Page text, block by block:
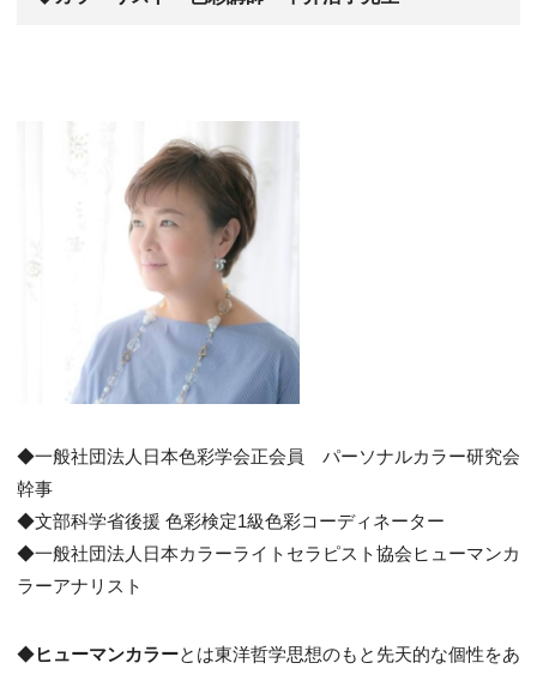
◆一般社団法人日本色彩学会正会員 パーソナルカラー研究会
幹事
◆文部科学省後援 色彩検定1級色彩コーディネーター
◆一般社団法人日本カラーライトセラピスト協会ヒューマンカ
ラーアナリスト
◆ヒューマンカラーとは東洋哲学思想のもと先天的な個性をあ